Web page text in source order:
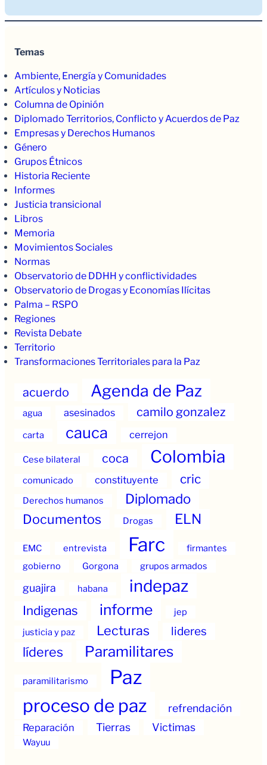
Temas
Ambiente, Energía y Comunidades
Artículos y Noticias
Columna de Opinión
Diplomado Territorios, Conflicto y Acuerdos de Paz
Empresas y Derechos Humanos
Género
Grupos Étnicos
Historia Reciente
Informes
Justicia transicional
Libros
Memoria
Movimientos Sociales
Normas
Observatorio de DDHH y conflictividades
Observatorio de Drogas y Economías Ilícitas
Palma – RSPO
Regiones
Revista Debate
Territorio
Transformaciones Territoriales para la Paz
acuerdo Agenda de Paz
agua asesinados camilo gonzalez
carta cauca cerrejon
Cese bilateral coca Colombia
comunicado constituyente cric
Derechos humanos Diplomado
Documentos Drogas ELN
EMC entrevista Farc
firmantes
gobierno
Gorgona grupos armados
guajira habana indepaz
Indigenas informe
jep
justicia y paz
Lecturas lideres
líderes Paramilitares
paramilitarismo Paz
proceso de paz refrendación
Reparación Tierras Victimas
Wayuu